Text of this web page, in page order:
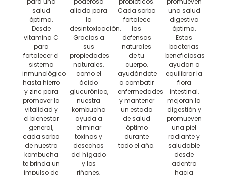
salud
óptima.
Desde
vitamina C
para
fortalecer el
sistema
inmunológico
hasta hierro
y zinc para
promover la
vitalidad y
el bienestar
general,
cada sorbo
de nuestra
kombucha
te brinda un
impulso de
aliada para
la
desintoxicación.
Gracias a
sus
propiedades
naturales,
como el
ácido
glucurónico,
nuestra
kombucha
ayuda a
eliminar
toxinas y
desechos
del hígado
y los
riñones,
Cada sorbo
fortalece
las
defensas
naturales
de tu
cuerpo,
ayudándote
a combatir
enfermedades
y mantener
un estado
de salud
óptimo
durante
todo el año.
una salud
digestiva
óptima.
Estas
bacterias
beneficiosas
ayudan a
equilibrar la
flora
intestinal,
mejoran la
digestión y
promueven
una piel
radiante y
saludable
desde
adentro
hacia